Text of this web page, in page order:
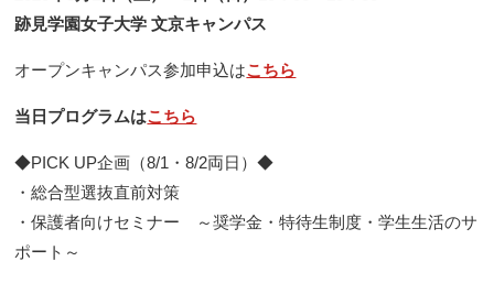
跡見学園女子大学 文京キャンパス
オープンキャンパス参加申込はこちら
当日プログラムはこちら
◆PICK UP企画（8/1・8/2両日）◆
・総合型選抜直前対策
・保護者向けセミナー ～奨学金・特待生制度・学生生活のサ
ポート～